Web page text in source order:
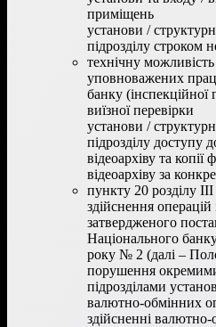
приміщень
установи /
підрозділу строком
технічну
уповноважених
банку
виїзної перевірки
установи /
підрозділу доступу
відеоархіву та
відеоархіву за
пункту 20 розділу
здійснення
затвердженого
Національного
року № 2 (далі –
порушення
підрозділами
валютно-обмінних
здійсненні